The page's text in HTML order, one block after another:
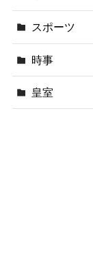
スポーツ
時事
皇室